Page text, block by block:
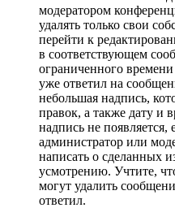
модератором
удалять только свои
перейти к
в соответствующем
ограниченного
уже ответил на
небольшая надпись,
правок, а также дату и
надпись не появляется,
администратор или
написать о сделанных
усмотрению. Учтите,
могут удалить
ответил.